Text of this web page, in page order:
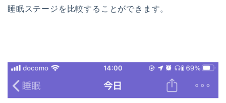
睡眠ステージを比較することができます。